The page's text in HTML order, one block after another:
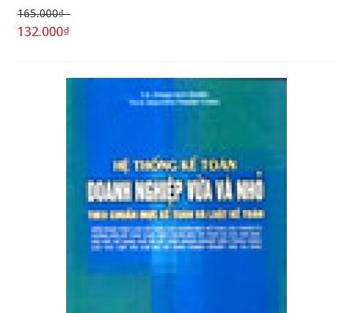
165.000₫
132.000₫